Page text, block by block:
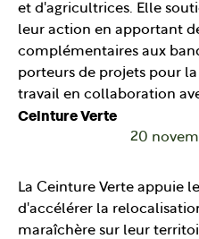
et d'agricultrices. Elle
leur action en apportant
complémentaires aux
porteurs de projets pour
travail en collaboration
Ceinture Verte
20
La Ceinture Verte appuie
d'accélérer la
maraîchère sur leur